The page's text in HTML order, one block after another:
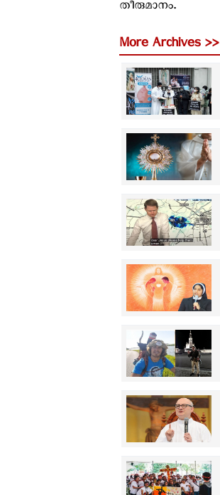
തീരുമാനം.
More Archives >>